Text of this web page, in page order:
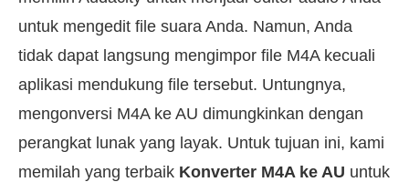
untuk mengedit file suara Anda. Namun, Anda
tidak dapat langsung mengimpor file M4A kecuali
aplikasi mendukung file tersebut. Untungnya,
mengonversi M4A ke AU dimungkinkan dengan
perangkat lunak yang layak. Untuk tujuan ini, kami
memilah yang terbaik Konverter M4A ke AU untuk